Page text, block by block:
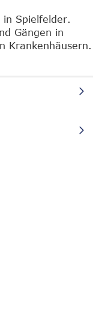
Spielfelder.
Gängen in
Krankenhäusern.